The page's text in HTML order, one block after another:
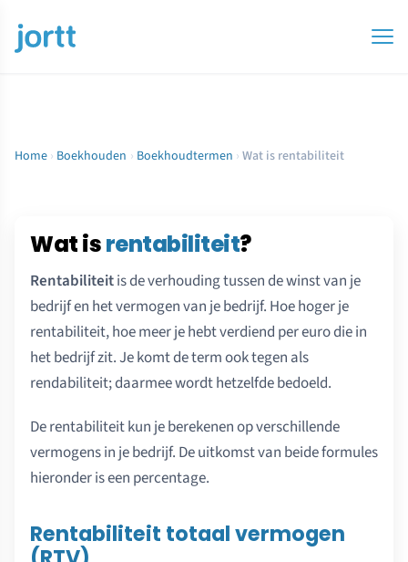
Home › Boekhouden › Boekhoudtermen › Wat is rentabiliteit
Wat isrentabiliteit?
Rentabiliteitis de verhouding tussen de winst van je
bedrijf en het vermogen van je bedrijf. Hoe hoger je
rentabiliteit, hoe meer je hebt verdiend per euro die in
het bedrijf zit. Je komt de term ook tegen als
rendabiliteit; daarmee wordt hetzelfde bedoeld.
De rentabiliteit kun je berekenen op verschillende
vermogens in je bedrijf. De uitkomst van beide formules
hieronder is een percentage.
Rentabiliteit totaal vermogen